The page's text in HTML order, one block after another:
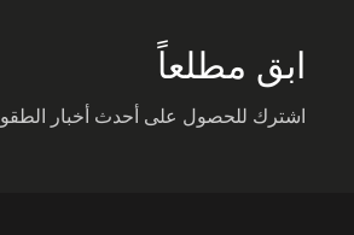
ابق مطلعاً
اشترك للحصول على أحدث أخبار